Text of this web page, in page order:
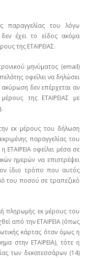
του λόγω
δεν έχει το είδος ακόμα
της ΕΤΑΙΡΕΙΑΣ.
μηνύματος (email)
οφείλει να δηλώσει
ακύρωση δεν επέρχεται αν
της ΕΤΑΙΡΕΙΑΣ με
εκ μέρους του δήλωση
παραγγελίας του
ΕΤΑΙΡΕΙΑ οφείλει μέσα σε
ημερών να επιστρέψει
ίδιο τρόπο που αυτός
του ποσού σε τραπεζικό
πληρωμής εκ μέρους του
από την ΕΤΑΙΡΕΙΑ (όπως
κάρτας όταν όμως η
στην ΕΤΑΙΡΕΙΑ), τότε η
των δεκατεσσάρων (14)